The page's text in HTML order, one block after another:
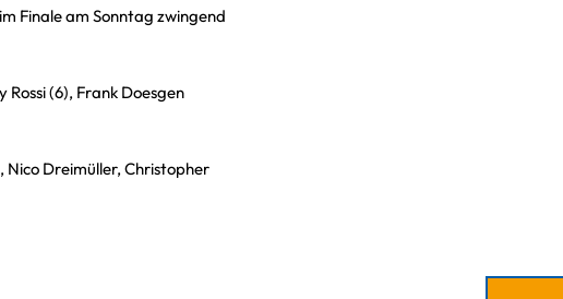
Finale am Sonntag zwingend
(6), Frank Doesgen
Nico Dreimüller, Christopher